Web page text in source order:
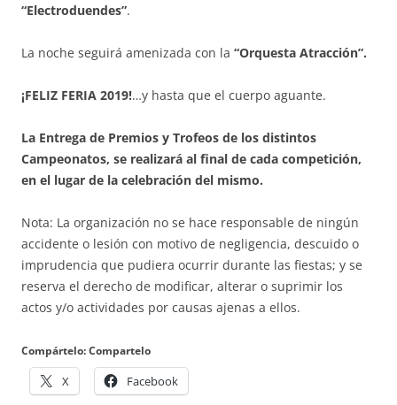
“Electroduendes”.
La noche seguirá amenizada con la “Orquesta Atracción”.
¡FELIZ FERIA 2019!…y hasta que el cuerpo aguante.
La Entrega de Premios y Trofeos de los distintos
Campeonatos, se realizará al final de cada competición,
en el lugar de la celebración del mismo.
Nota: La organización no se hace responsable de ningún
accidente o lesión con motivo de negligencia, descuido o
imprudencia que pudiera ocurrir durante las fiestas; y se
reserva el derecho de modificar, alterar o suprimir los
actos y/o actividades por causas ajenas a ellos.
Compártelo: Compartelo
X Facebook